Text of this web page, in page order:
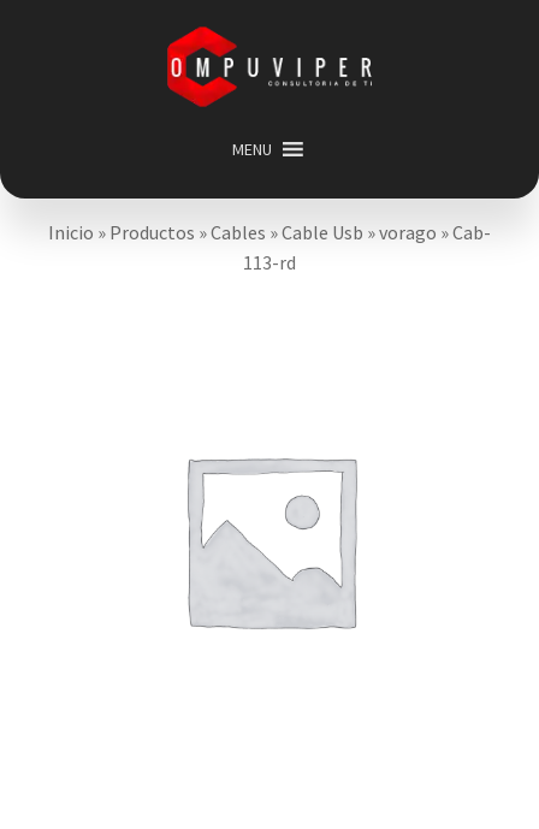
Saltar
navegación
contenido
MENU
Inicio
Categorias
Expandir
Inicio » Productos »Cables »Cable Usb »vorago »Cab-
113-rd